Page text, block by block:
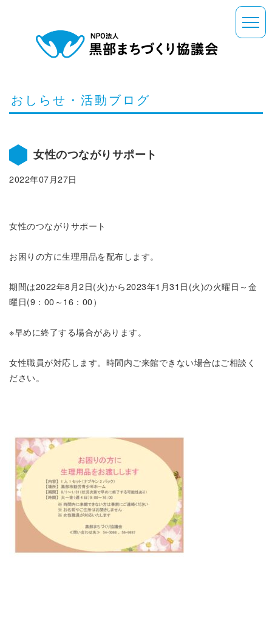
おしらせ・活動ブログ
女性のつながりサポート
2022年07月27日
女性のつながりサポート
お困りの方に生理用品を配布します。
期間は2022年8月2日(火)から2023年1月31日(火)の火曜日～金
曜日(9：00～16：00）
※早めに終了する場合があります。
女性職員が対応します。時間内ご来館できない場合はご相談く
ださい。